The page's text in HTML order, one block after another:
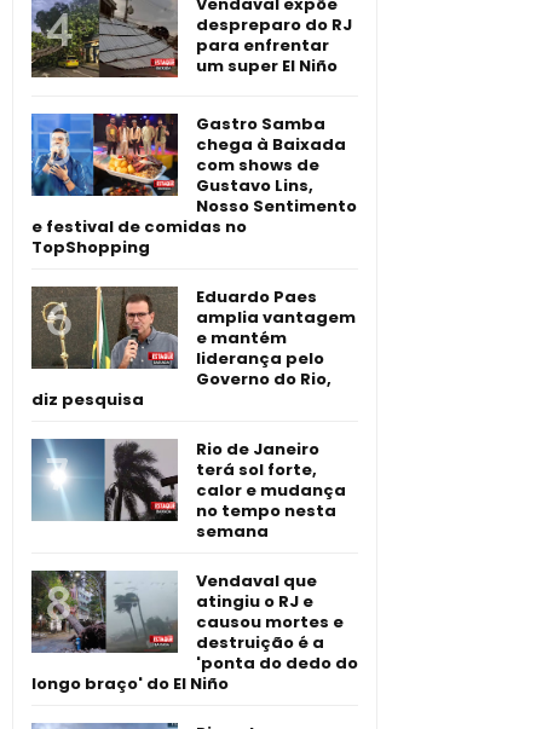
Vendaval expõe
despreparo do RJ
para enfrentar
um super El Niño
Gastro Samba
chega à Baixada
com shows de
Gustavo Lins,
Nosso Sentimento
e festival de comidas no
TopShopping
Eduardo Paes
amplia vantagem
e mantém
liderança pelo
Governo do Rio,
diz pesquisa
Rio de Janeiro
terá sol forte,
calor e mudança
no tempo nesta
semana
Vendaval que
atingiu o RJ e
causou mortes e
destruição é a
'ponta do dedo do
longo braço' do El Niño